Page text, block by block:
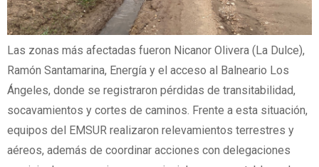
Las zonas más afectadas fueron Nicanor Olivera (La Dulce),
Ramón Santamarina, Energía y el acceso al Balneario Los
Ángeles, donde se registraron pérdidas de transitabilidad,
socavamientos y cortes de caminos. Frente a esta situación,
equipos del EMSUR realizaron relevamientos terrestres y
aéreos, además de coordinar acciones con delegaciones